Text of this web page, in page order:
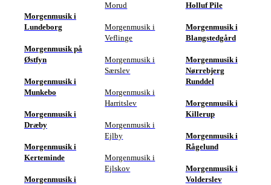
Morgenmusik i
Lundeborg
Morgenmusik på
Østfyn
Morgenmusik i
Munkebo
Morgenmusik i
Dræby
Morgenmusik i
Kerteminde
Morgenmusik i
Morud
Morgenmusik i
Veflinge
Morgenmusik i
Særslev
Morgenmusik i
Harritslev
Morgenmusik i
Ejlby
Morgenmusik i
Ejlskov
Holluf Pile
Morgenmusik i
Blangstedgård
Morgenmusik i
Nørrebjerg
Runddel
Morgenmusik i
Killerup
Morgenmusik i
Rågelund
Morgenmusik i
Volderslev